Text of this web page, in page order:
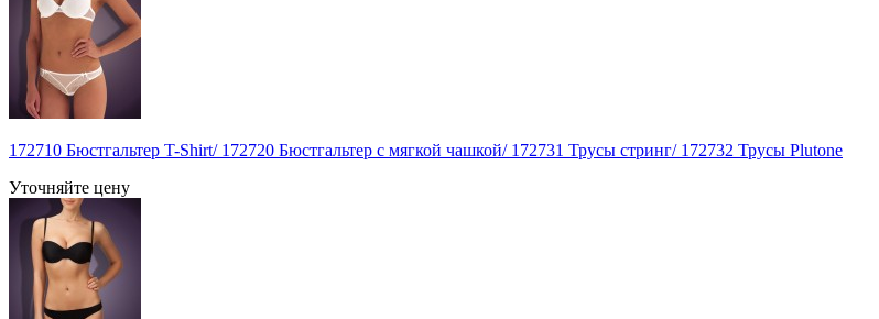
172710 Бюстгальтер T-Shirt/ 172720 Бюстгальтер с мягкой чашкой/ 172731 Трусы стринг/ 172732 Трусы Plutone
Уточняйте цену